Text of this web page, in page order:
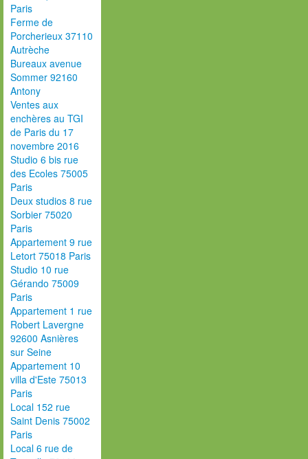
Paris
Ferme de
Porcherieux 37110
Autrèche
Bureaux avenue
Sommer 92160
Antony
Ventes aux
enchères au TGI
de Paris du 17
novembre 2016
Studio 6 bis rue
des Ecoles 75005
Paris
Deux studios 8 rue
Sorbier 75020
Paris
Appartement 9 rue
Letort 75018 Paris
Studio 10 rue
Gérando 75009
Paris
Appartement 1 rue
Robert Lavergne
92600 Asnières
sur Seine
Appartement 10
villa d'Este 75013
Paris
Local 152 rue
Saint Denis 75002
Paris
Local 6 rue de